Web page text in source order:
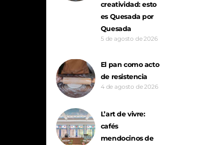
creatividad: esto
es Quesada por
Quesada
5 de agosto de 2026
El pan como acto
de resistencia
4 de agosto de 2026
L’art de vivre:
cafés
mendocinos de